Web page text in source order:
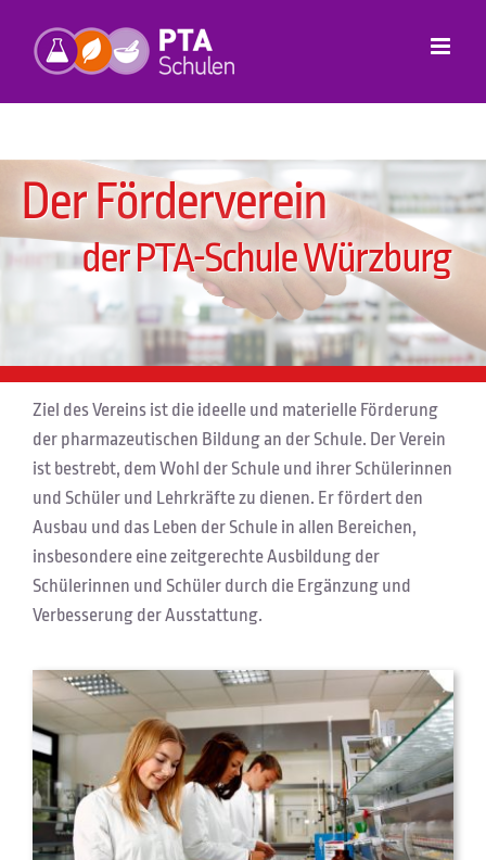
Inhalt
springen
Der Förderverein
der PTA-Schule Würzburg
Ziel des Vereins ist die ideelle und materielle Förderung
der pharmazeutischen Bildung an der Schule. Der Verein
ist bestrebt, dem Wohl der Schule und ihrer Schülerinnen
und Schüler und Lehrkräfte zu dienen. Er fördert den
Ausbau und das Leben der Schule in allen Bereichen,
insbesondere eine zeitgerechte Ausbildung der
Schülerinnen und Schüler durch die Ergänzung und
Verbesserung der Ausstattung.